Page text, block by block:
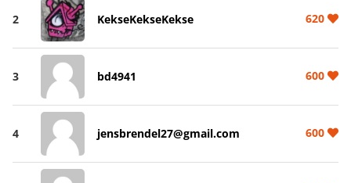
2 KekseKekseKekse 620
3 bd4941 600
4 jensbrendel27@gmail.com 600